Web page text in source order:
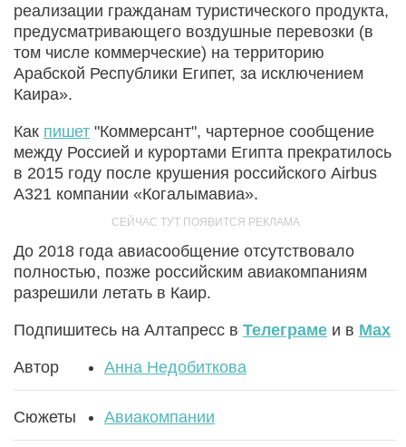
реализации гражданам туристического продукта,
предусматривающего воздушные перевозки (в
том числе коммерческие) на территорию
Арабской Республики Египет, за исключением
Каира».
Как пишет "Коммерсант", чартерное сообщение
между Россией и курортами Египта прекратилось
в 2015 году после крушения российского Airbus
A321 компании «Когалымавиа».
До 2018 года авиасообщение отсутствовало
полностью, позже российским авиакомпаниям
разрешили летать в Каир.
Подпишитесь на Алтапресс в Телеграме и в Max
Автор Анна Недобиткова
Сюжеты Авиакомпании